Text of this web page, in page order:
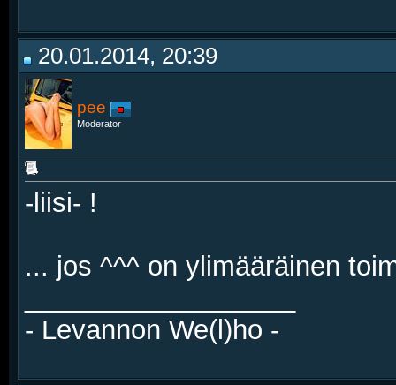
20.01.2014, 20:39
pee
Moderator
-liisi- !
... jos ^^^ on ylimääräinen
- Levannon We(l)ho -